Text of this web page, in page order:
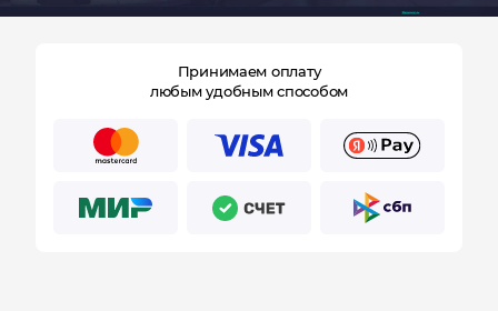
Принимаем оплату
любым удобным способом
конфиденциальности